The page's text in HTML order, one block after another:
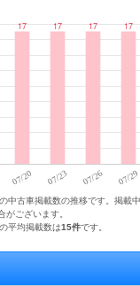
中古車掲載数の推移です。掲載
がございます。
平均掲載数は15件です。